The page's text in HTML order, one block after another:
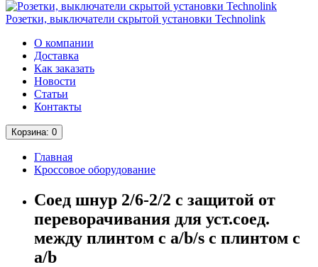
Розетки, выключатели скрытой установки Technolink
О компании
Доставка
Как заказать
Новости
Статьи
Контакты
Корзина: 0
Главная
Кроссовое оборудование
Соед шнур 2/6-2/2 с защитой от
переворачивания для уст.соед.
между плинтом с a/b/s с плинтом с
a/b